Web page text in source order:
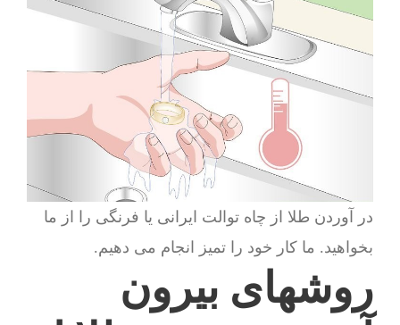
در آوردن طلا از چاه توالت ایرانی یا فرنگی را از ما
بخواهید. ما کار خود را تمیز انجام می دهیم.
روشهای بیرون